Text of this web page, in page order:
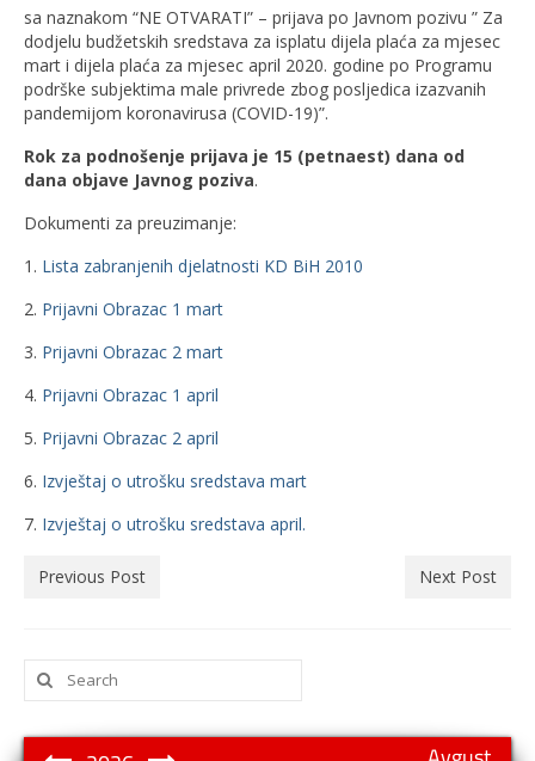
sa naznakom “NE OTVARATI” – prijava po Javnom pozivu ” Za
dodjelu budžetskih sredstava za isplatu dijela plaća za mjesec
mart i dijela plaća za mjesec april 2020. godine po Programu
podrške subjektima male privrede zbog posljedica izazvanih
pandemijom koronavirusa (COVID-19)”.
Rok za podnošenje prijava je 15 (petnaest) dana od
dana objave Javnog poziva.
Dokumenti za preuzimanje:
1. Lista zabranjenih djelatnosti KD BiH 2010
2. Prijavni Obrazac 1 mart
3. Prijavni Obrazac 2 mart
4. Prijavni Obrazac 1 april
5. Prijavni Obrazac 2 april
6. Izvještaj o utrošku sredstava mart
7. Izvještaj o utrošku sredstava april.
Previous Post Next Post
Search
for: